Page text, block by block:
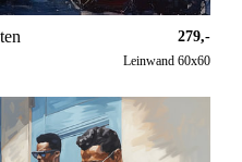
279,-
Leinwand 60x60